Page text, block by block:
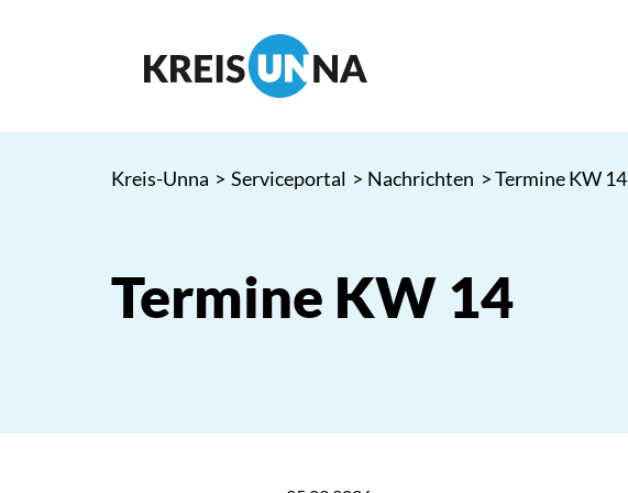
Kreis-Unna > Serviceportal > Nachrichten > Termine KW 14
Termine KW 14